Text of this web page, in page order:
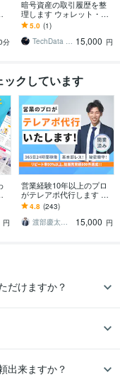
分
暗号資産の取引履歴を整
理します ウォレット・海
外取引所もCSVで整理
5.0 (1)
TechData Lab 15,000 円
ックしています
円
営業経験10年以上のプロ
がテレアポ代行します ア
ポ取得に拘ったテレアポ
をします！都度振り返り
を行います！
4.8 (243)
渡部慶太【営業代行のプロ】
15,000 円
だけますか？
出来ますか？